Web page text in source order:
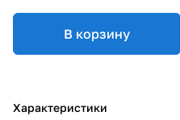
В корзину
Характеристики